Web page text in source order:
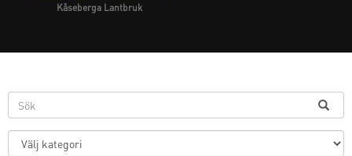
Kåseberga Lantbruk